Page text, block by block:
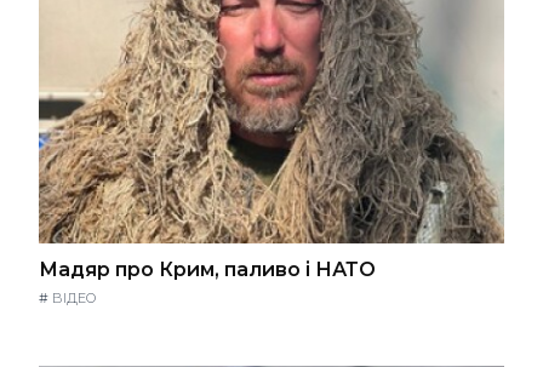
Мадяр про Крим, паливо і НАТО
# ВІДЕО